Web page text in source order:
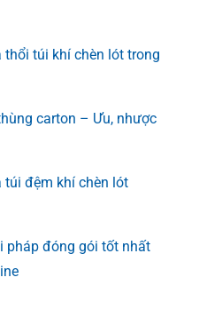
túi khí chèn lót trong
carton – Ưu, nhược
túi đệm khí chèn lót
pháp đóng gói tốt nhất